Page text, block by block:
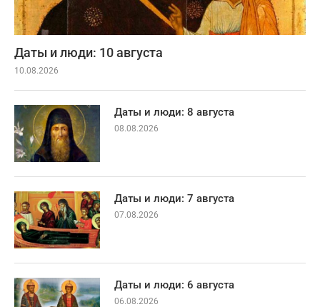
Даты и люди: 10 августа
10.08.2026
Даты и люди: 8 августа
08.08.2026
Даты и люди: 7 августа
07.08.2026
Даты и люди: 6 августа
06.08.2026